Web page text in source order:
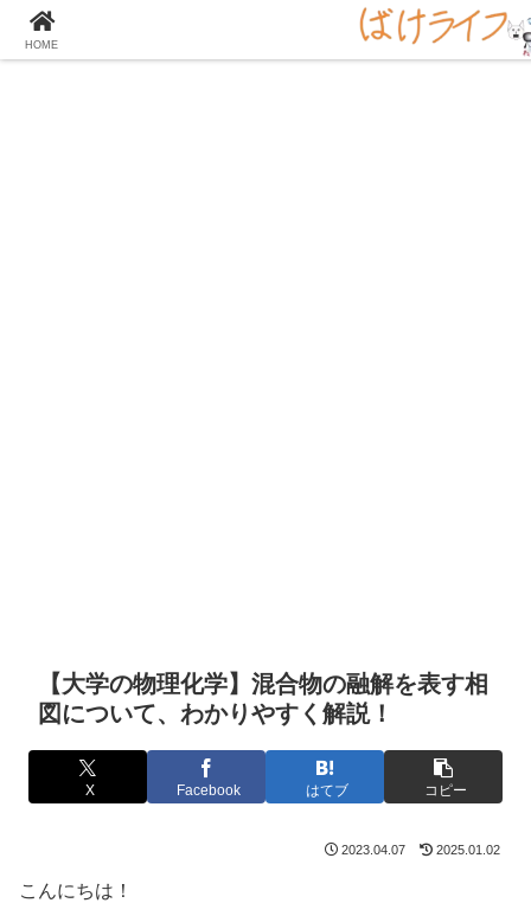
大学の化学をとことん楽しむサイト！
【大学の物理化学】混合物の融解を表す相
図について、わかりやすく解説！
X Facebook はてブ コピー
2023.04.07 2025.01.02
こんにちは！
HOME